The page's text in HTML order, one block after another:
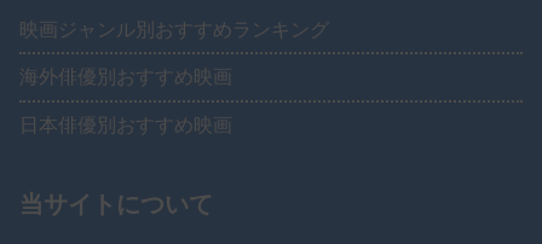
映画ジャンル別おすすめランキング
海外俳優別おすすめ映画
日本俳優別おすすめ映画
当サイトについて